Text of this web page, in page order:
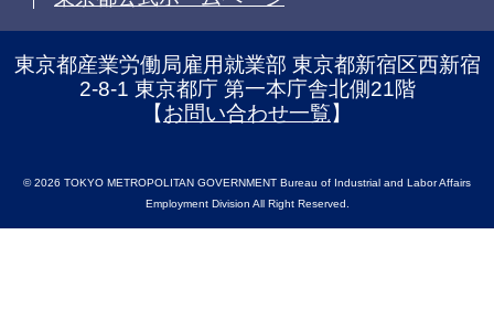
東京都産業労働局雇用就業部 東京都新宿区西新宿
2-8-1 東京都庁 第一本庁舎北側21階
【お問い合わせ一覧】
© 2026 TOKYO METROPOLITAN GOVERNMENT Bureau of Industrial and Labor Affairs
Employment Division All Right Reserved.